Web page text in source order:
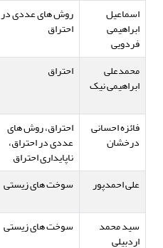
اسماعیل
ابراهیمی
فردویی
روش های عددی در
احتراق
محمدعلی
ابراهیمی نیک
احتراق
فائزه احسانی
درخشان
احتراق، روش های
عددی در احتراق،
ناپایداری احتراق
علی احمدپور سوخت های زیستی
سید محمد
اردبیلی
سوخت های زیستی